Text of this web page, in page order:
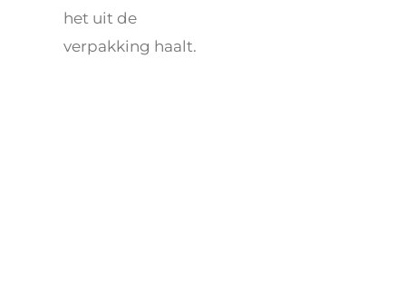
het uit de
verpakking haalt.